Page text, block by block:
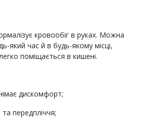
кровообіг в руках. Можна
який час й в будь-якому місці,
поміщається в кишені.
дискомфорт;
передпліччя;